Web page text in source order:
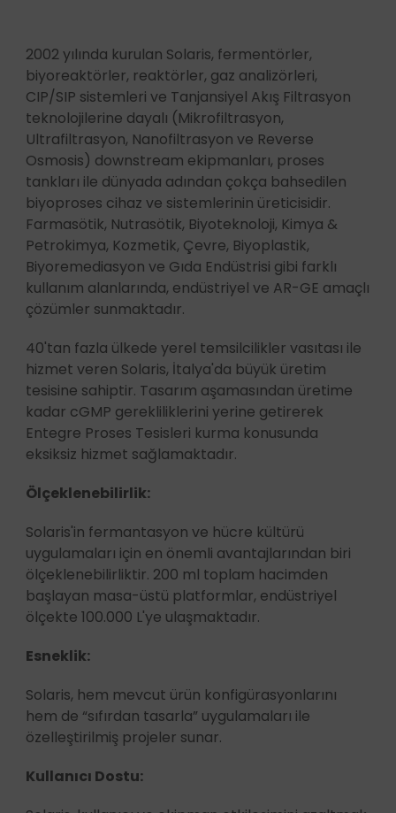
2002 yılında kurulan Solaris, fermentörler,
biyoreaktörler, reaktörler, gaz analizörleri,
CIP/SIP sistemleri ve Tanjansiyel Akış Filtrasyon
teknolojilerine dayalı (Mikrofiltrasyon,
Ultrafiltrasyon, Nanofiltrasyon ve Reverse
Osmosis) downstream ekipmanları, proses
tankları ile dünyada adından çokça bahsedilen
biyoproses cihaz ve sistemlerinin üreticisidir.
Farmasötik, Nutrasötik, Biyoteknoloji, Kimya &
Petrokimya, Kozmetik, Çevre, Biyoplastik,
Biyoremediasyon ve Gıda Endüstrisi gibi farklı
kullanım alanlarında, endüstriyel ve AR-GE amaçlı
çözümler sunmaktadır.
40'tan fazla ülkede yerel temsilcilikler vasıtası ile
hizmet veren Solaris, İtalya'da büyük üretim
tesisine sahiptir. Tasarım aşamasından üretime
kadar cGMP gerekliliklerini yerine getirerek
Entegre Proses Tesisleri kurma konusunda
eksiksiz hizmet sağlamaktadır.
Ölçeklenebilirlik:
Solaris'in fermantasyon ve hücre kültürü
uygulamaları için en önemli avantajlarından biri
ölçeklenebilirliktir. 200 ml toplam hacimden
başlayan masa-üstü platformlar, endüstriyel
ölçekte 100.000 L'ye ulaşmaktadır.
Esneklik:
Solaris, hem mevcut ürün konfigürasyonlarını
hem de “sıfırdan tasarla” uygulamaları ile
özelleştirilmiş projeler sunar.
Kullanıcı Dostu: